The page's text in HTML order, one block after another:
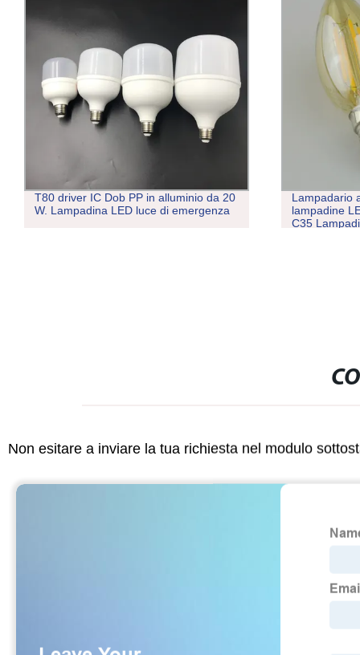
T80 driver IC Dob PP in alluminio da 20
W. Lampadina LED luce di emergenza
Lampadario
lampadine
C35
Non esitare a inviare la tua richiesta nel modulo